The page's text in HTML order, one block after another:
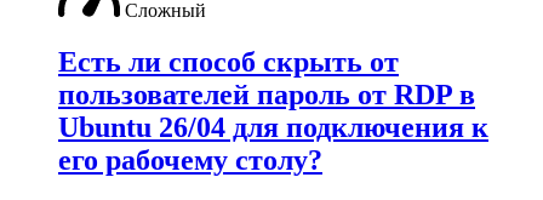
Сложный
Есть ли способ скрыть от
пользователей пароль от RDP в
Ubuntu 26/04 для подключения к
его рабочему столу?